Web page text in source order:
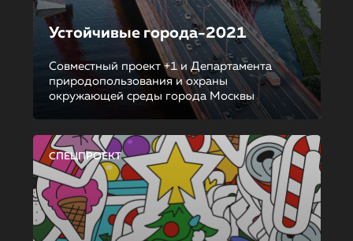
Устойчивые города-2021
Совместный проект +1 и Департамента
природопользования и охраны
окружающей среды города Москвы
СПЕЦПРОЕКТ